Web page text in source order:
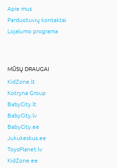
Apie mus
Parduotuvių kontaktai
Lojalumo programa
MŪSŲ DRAUGAI
KidZone.lt
Kotryna Group
BabyCity.lt
BabyCity.lv
BabyCity.ee
Jukukeskus.ee
ToysPlanet.lv
KidZone.ee